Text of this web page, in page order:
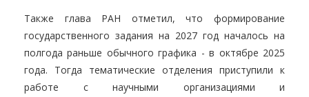
Также глава РАН отметил, что формирование
государственного задания на 2027 год началось на
полгода раньше обычного графика - в октябре 2025
года. Тогда тематические отделения приступили к
работе с научными организациями и